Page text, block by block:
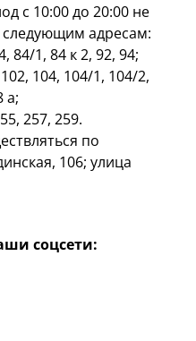
с 10:00 до 20:00 не
адресам:
84/1, 84 к 2, 92, 94;
104, 104/1, 104/2,
а;
257, 259.
по
106; улица
соцсети: